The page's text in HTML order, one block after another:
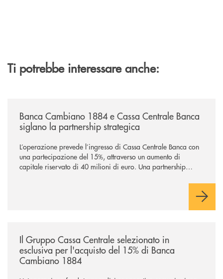
Ti potrebbe interessare anche:
Banca Cambiano 1884 e Cassa Centrale Banca
siglano la partnership strategica
L’operazione prevede l’ingresso di Cassa Centrale Banca con
una partecipazione del 15%, attraverso un aumento di
capitale riservato di 40 milioni di euro. Una partnership
comuni e sulla prossimità ai territori, per ampliare l’offerta e
Il Gruppo Cassa Centrale selezionato in
esclusiva per l'acquisto del 15% di Banca
Cambiano 1884